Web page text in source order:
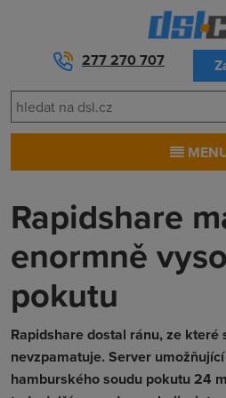
277 270 707
Rapidshare
enormně
pokutu
Rapidshare dostal ránu, ze které
nevzpamatuje. Server
hamburského soudu pokutu 24